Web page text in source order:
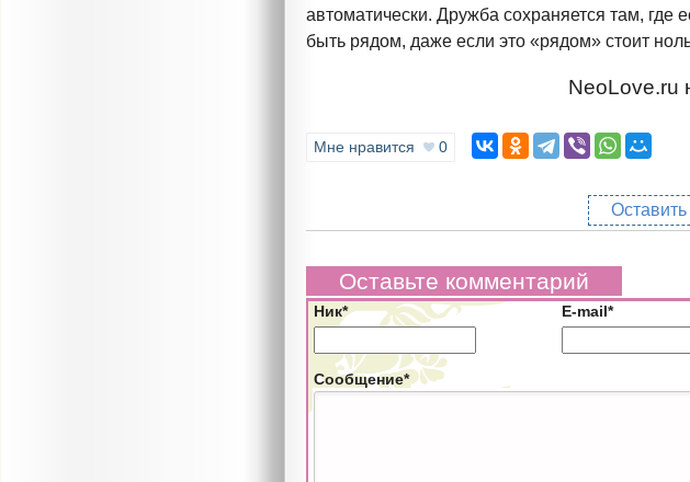
автоматически. Дружба сохраняется там, где
быть рядом, даже если это «рядом» стоит
NeoLove.ru
Мне нравится 0
Оставьте комментарий
Ник* E-mail*
Сообщение*